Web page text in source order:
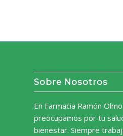
Sobre Nosotros
En Farmacia Ramón
preocupamos por tu
bienestar. Siempre